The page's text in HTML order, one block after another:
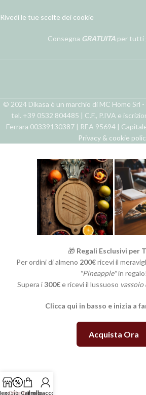
Rivedi le tue scelte dei cookie
Consegna GRATUITA per tutti
© 2024 Dikasa è un marchio di MC Home Srl
tel. +39 0532 804485 | C.F., P.IVA e
Ferrara 00339130387 | REA 95694 |
Privacy & cookie
🎁 Regali Esclusivi per
Per ordini di almeno 200€ricevi il
"Pineapple"in regalo!
Supera i300€e ricevi il lussuoso
Clicca qui in basso e inizia a
Acquista Ora
OfferteCarrello
Il mio account